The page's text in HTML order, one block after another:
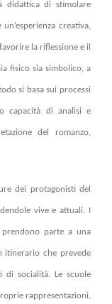
didattica di stimolare
creativa,
la riflessione e il
fisico sia simbolico, a
si basa sui processi
capacità di analisi e
del romanzo,
dei protagonisti del
vive e attuali. I
parte a una
itinerario che prevede
di socialità. Le scuole
rappresentazioni,